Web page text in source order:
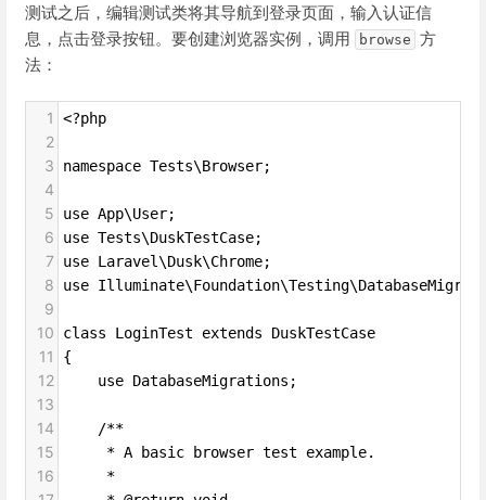
测试之后，编辑测试类将其导航到登录页面，输入认证信
息，点击登录按钮。要创建浏览器实例，调用
browse 方
法：
1 <?php
2
3
namespace Tests\Browser;
4
5
use App\User;
6 use Tests\DuskTestCase;
7 use Laravel\Dusk\Chrome;
8 use
9
10
class LoginTest extends DuskTestCase
11 {
12
    use DatabaseMigrations;
13
14
    /**
15
     * A basic browser test example.
16
     *